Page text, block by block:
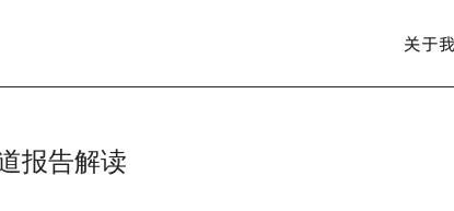
关于
报告解读